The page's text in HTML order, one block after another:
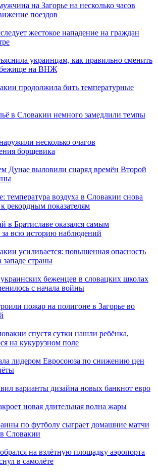
на Загорье на несколько часов
поездов
жестокое нападение на граждан
украинцам, как правильно сменить
на ВНЖ
продолжила бить температурные
в Словакии немного замедлили темпы
несколько очагов
борщевика
Дунае выловили снаряд времён Второй
температура воздуха в Словакии снова
рекордным показателям
в Братиславе оказался самым
всю историю наблюдений
усиливается: повышенная опасность
западе страны
беженцев в словацких школах
с начала войны
пожар на полигоне в Загорье во
спустя сутки нашли ребёнка,
на кукурузном поле
лидером Евросоюза по снижению цен
варианты дизайна новых банкнот евро
новая длительная волна жары
по футболу сыграет домашние матчи
Словакии
на взлётную площадку аэропорта
в самолёте